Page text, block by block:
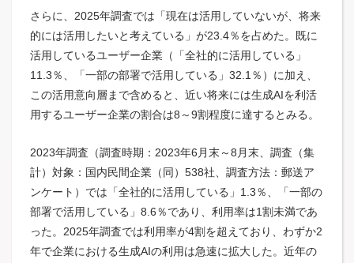
さらに、2025年調査では「現在は活用していないが、将来
的には活用したいと考えている」が23.4％を占めた。既に
活用しているユーザー企業（「全社的に活用している」
11.3％、「一部の部署で活用している」32.1％）に加え、
この活用意向層まで含めると、近い将来には生成AIを利活
用するユーザー企業の割合は8～9割程度に達するとみる。
2023年調査（調査時期：2023年6月末～8月末、調査（集
計）対象：国内民間企業（同）538社、調査方法：郵送ア
ンケート）では「全社的に活用している」1.3％、「一部の
部署で活用している」8.6％であり、利用率は1割未満であ
った。2025年調査では利用率が4割を超えており、わずか2
年で企業における生成AIの利用は急速に拡大した。近年の